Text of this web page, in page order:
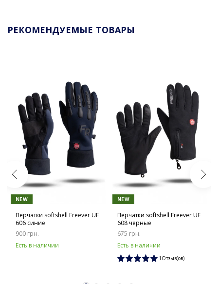
РЕКОМЕНДУЕМЫЕ ТОВАРЫ
NEW
Перчатки softshell Freever UF
606 синие
900 грн.
Есть в наличии
NEW
Перчатки softshell Freever UF
608 черные
675 грн.
Есть в наличии
1Отзыв(ов)